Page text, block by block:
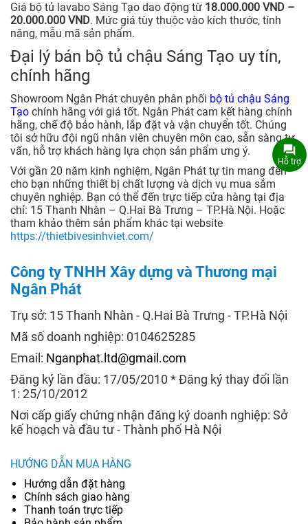
Giá bộ tủ lavabo Sáng Tạo dao động từ 18.000.000 VND –
20.000.000 VND. Mức giá tùy thuộc vào kích thước, tính
năng, mẫu mã sản phẩm.
Đại lý bán bộ tủ chậu Sáng Tạo uy tín,
chính hãng
Showroom Ngân Phát chuyên phân phối bộ tủ chậu Sáng
Tạo chính hãng với giá tốt. Ngân Phát cam kết hàng chính
hãng, chế độ bảo hành, lắp đặt và vận chuyển tốt. Chúng
tôi sở hữu đội ngũ nhân viên chuyên môn cao, sẵn sàng tư
vấn, hỗ trợ khách hàng lựa chọn sản phẩm ưng ý.
Với gần 20 năm kinh nghiệm, Ngân Phát tự tin mang đến
cho bạn những thiết bị chất lượng và dịch vụ mua sắm
chuyên nghiệp. Bạn có thể đến trực tiếp cửa hàng tại địa
chỉ: 15 Thanh Nhàn – Q.Hai Bà Trưng – TP.Hà Nội. Hoặc
tham khảo thêm sản phẩm khác tại website
https://thietbivesinhviet.com/
Công ty TNHH Xây dựng và Thương mại
Ngân Phát
Trụ sở: 15 Thanh Nhàn - Q.Hai Bà Trưng - TP.Hà Nội
Mã số doanh nghiệp: 0104625285
Email: Nganphat.ltd@gmail.com
Đăng ký lần đầu: 17/05/2010 * Đăng ký thay đổi lần
1: 25/10/2012
Nơi cấp giấy chứng nhận đăng ký doanh nghiệp: Sở
kế hoạch và đầu tư - Thành phố Hà Nội
HƯỚNG DẪN MUA HÀNG
Hướng dẫn đặt hàng
Chính sách giao hàng
Thanh toán trực tiếp
Hỗ trợ